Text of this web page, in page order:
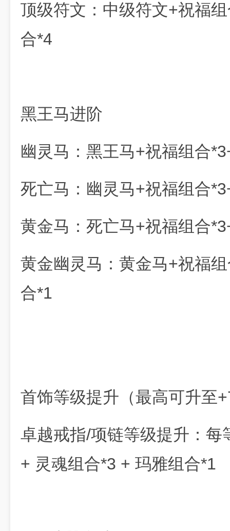
顶级符文：中级符文+祝福
合*4
黑王马进阶
幽灵马：黑王马+祝福组合
死亡马：幽灵马+祝福组合
黄金马：死亡马+祝福组合
黄金幽灵马：黄金马+祝福
合*1
首饰等级提升（最高可升至
卓越戒指/项链等级提升：
+ 灵魂组合*3 + 玛雅组合*1